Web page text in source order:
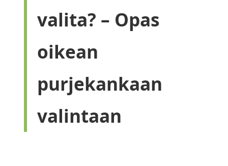
valita? – Opas
oikean
purjekankaan
valintaan